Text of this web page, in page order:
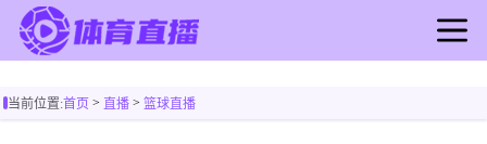
足球直播
当前位置:首页> 直播> 篮球直播